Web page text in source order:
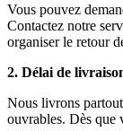
Vous pouvez
Contactez notre
organiser le retour
2. Délai de
Nous livrons
ouvrables. Dès que